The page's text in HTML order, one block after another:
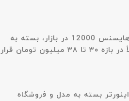
قیمت حدودی کولر گازی هایسنس 12000 در بازار، بسته به
مدل و سال ساخت، معمولاً در بازه ۳۰ تا ۳۸ میلیون تومان قرار
قیمت کولر گازی 24000 اینورتر بسته به مدل و فروشگاه